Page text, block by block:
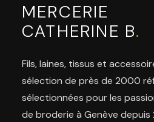
MERCERIE
CATHERINE B.
Fils, laines, tissus et
sélection de près de 2000
sélectionnées pour les
de broderie à Genève depuis